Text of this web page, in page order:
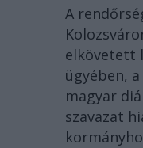
A
elkövetett
ügyében,
magyar
szavazat